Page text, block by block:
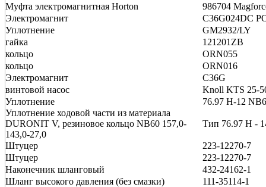
Муфта электромагнитная Horton
986704
Электромагнит
C36G024DC
Уплотнение
GM2932/LY
гайка
121201ZB
кольцо
ORN055
кольцо
ORN016
Электромагнит
C36G
винтовой насос
Knoll KTS 25-
Уплотнение
76.97 H-12
Уплотнение ходовой части из материала
DURONIT V, резиновое кольцо NB60 157,0-
143,0-27,0
Тип 76.97 H -
Штуцер
223-12270-7
Штуцер
223-12270-7
Наконечник шланговый
432-24162-1
Шланг высокого давления (без смазки)
111-35114-1